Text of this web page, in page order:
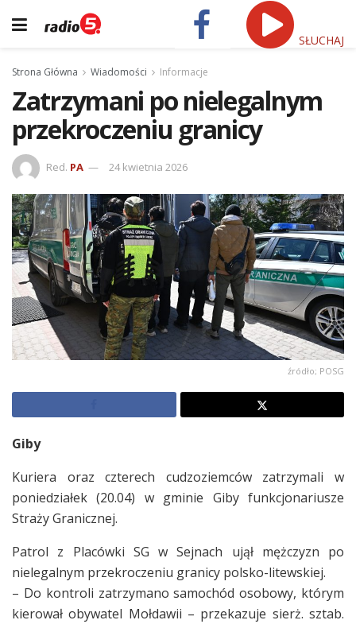
SŁUCHAJ
Strona Główna Wiadomości Informacje
Zatrzymani po nielegalnym
przekroczeniu granicy
Red. PA 24 kwietnia 2026
źródło; POSG
Giby
Kuriera oraz czterech cudzoziemców zatrzymali w
poniedziałek (20.04) w gminie Giby funkcjonariusze
Straży Granicznej.
Patrol z Placówki SG w Sejnach ujął mężczyzn po
nielegalnym przekroczeniu granicy polsko-litewskiej.
– Do kontroli zatrzymano samochód osobowy, którym
kierował obywatel Mołdawii – przekazuje sierż. sztab.